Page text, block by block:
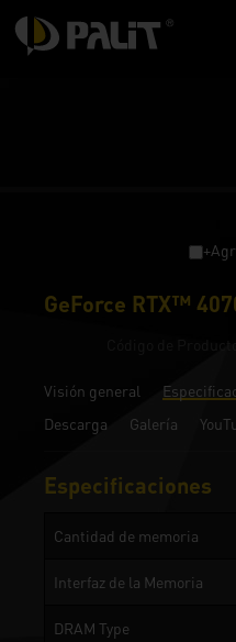
GeForce RTX™
Visión general
Descarga
Galería
Especificaciones
Cantidad de memoria
Interfaz de la Memoria
DRAM Type